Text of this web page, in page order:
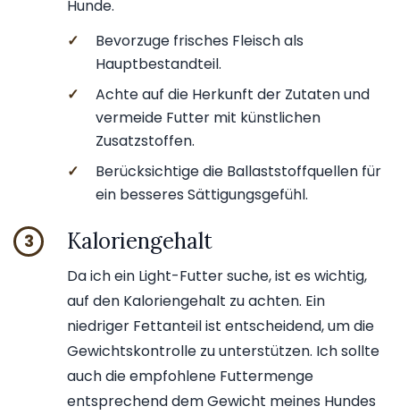
Hunde.
✓
Bevorzuge frisches Fleisch als
Hauptbestandteil.
✓
Achte auf die Herkunft der Zutaten und
vermeide Futter mit künstlichen
Zusatzstoffen.
✓
Berücksichtige die Ballaststoffquellen für
ein besseres Sättigungsgefühl.
3 Kaloriengehalt
Da ich ein Light-Futter suche, ist es wichtig,
auf den Kaloriengehalt zu achten. Ein
niedriger Fettanteil ist entscheidend, um die
Gewichtskontrolle zu unterstützen. Ich sollte
auch die empfohlene Futtermenge
entsprechend dem Gewicht meines Hundes